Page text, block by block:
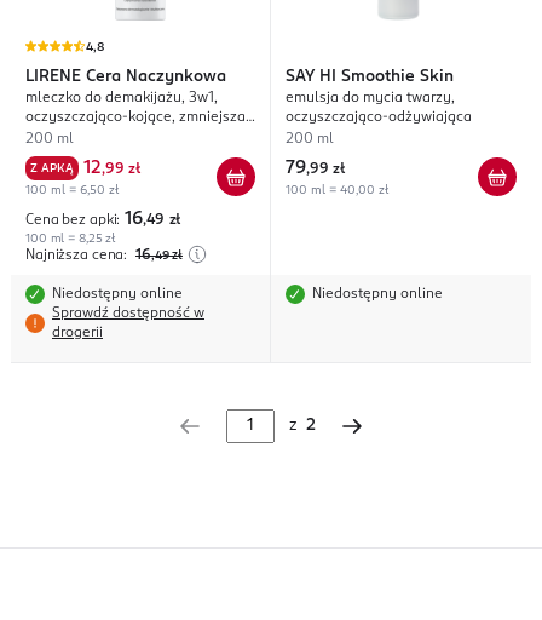
4,8
LIRENE Cera Naczynkowa
mleczko do demakijażu, 3w1,
oczyszczająco-kojące, zmniejsza
zaczerwienienia
200 ml
Z APKĄ 12,99 zł
100 ml = 6,50 zł
Cena bez apki: 16,49 zł
100 ml = 8,25 zł
Najniższa cena: 16,49 zł
Niedostępny online
Sprawdź dostępność w
drogerii
SAY HI Smoothie Skin
emulsja do mycia twarzy,
oczyszczająco-odżywiająca
200 ml
79,99 zł
100 ml = 40,00 zł
Niedostępny online
z 2